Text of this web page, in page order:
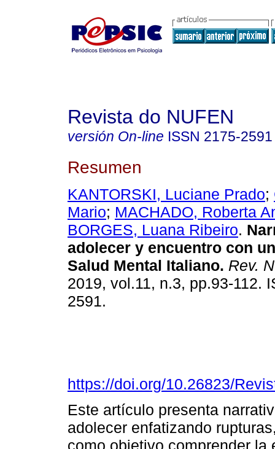
Revista do NUFEN
versión On-line ISSN 2175-2591
Resumen
KANTORSKI, Luciane Prado;
Mario; MACHADO, Roberta
BORGES, Luana Ribeiro.
adolecer y encuentro con
Salud Mental Italiano. Rev.
2019, vol.11, n.3, pp.93-112.
2591.
https://doi.org/10.26823/
Este artículo presenta
adolecer enfatizando
como objetivo comprender